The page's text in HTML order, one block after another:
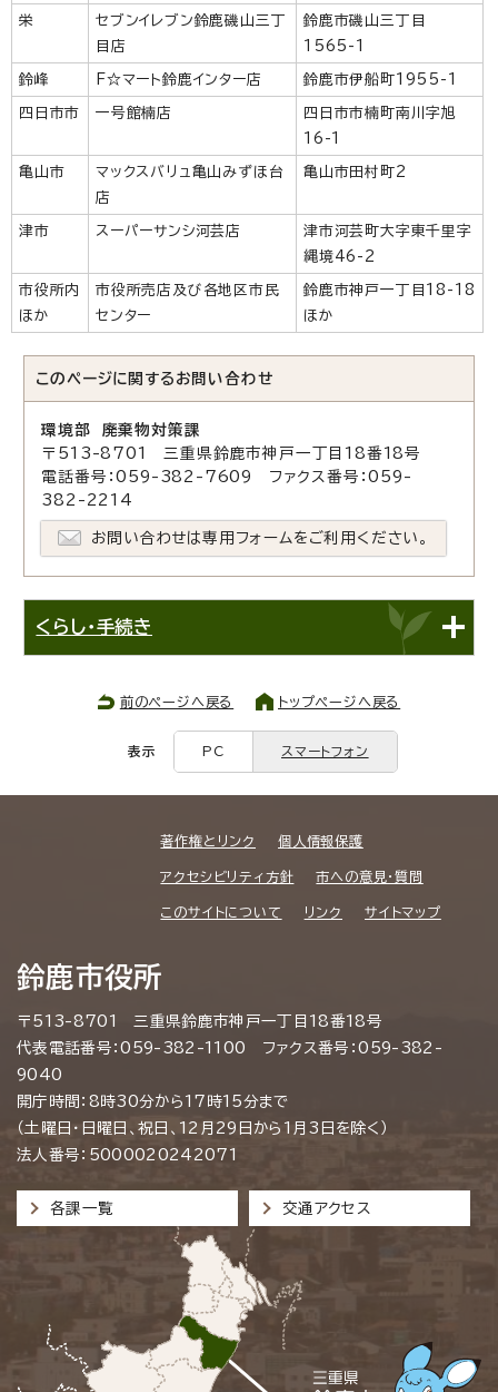
栄
セブンイレブン鈴鹿磯山三丁
目店
鈴鹿市磯山三丁目
1565-1
鈴峰 F☆マート鈴鹿インター店 鈴鹿市伊船町1955-1
四日市市 一号館楠店
四日市市楠町南川字旭
16-1
亀山市
マックスバリュ亀山みずほ台
店
亀山市田村町2
津市 スーパーサンシ河芸店
津市河芸町大字東千里字
縄境46-2
市役所内
ほか
市役所売店及び各地区市民
センター
鈴鹿市神戸一丁目18-18
ほか
このページに関する お問い合わせ
環境部 廃棄物対策課
〒513-8701 三重県鈴鹿市神戸一丁目18番18号
電話番号：059-382-7609 ファクス番号：059-
382-2214
お問い合わせは専用フォームをご利用ください。
くらし・手続き
前のページへ戻る トップページへ戻る
表示 PC スマートフォン
著作権とリンク 個人情報保護
アクセシビリティ方針 市への意見・質問
このサイトについて リンク サイトマップ
鈴鹿市役所
〒513-8701 三重県鈴鹿市神戸一丁目18番18号
代表電話番号：059-382-1100 ファクス番号：059-382-
9040
開庁時間：8時30分から17時15分まで
（土曜日・日曜日、祝日、12月29日から1月3日を除く）
法人番号：5000020242071
各課一覧 交通アクセス